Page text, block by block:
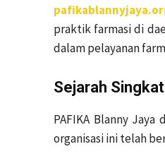
praktik farmasi di
dalam pelayanan
Sejarah
PAFIKA Blanny
organisasi ini telah